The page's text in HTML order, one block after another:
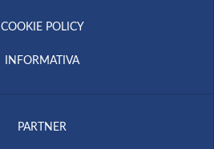
COOKIE POLICY
INFORMATIVA
PARTNER